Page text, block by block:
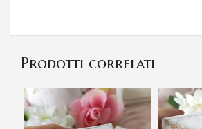
Prodotti correlati